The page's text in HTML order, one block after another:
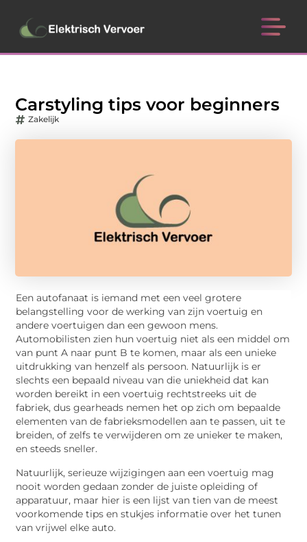
Carstyling tips voor beginners
Zakelijk
Een autofanaat is iemand met een veel grotere
belangstelling voor de werking van zijn voertuig en
andere voertuigen dan een gewoon mens.
Automobilisten zien hun voertuig niet als een middel om
van punt A naar punt B te komen, maar als een unieke
uitdrukking van henzelf als persoon. Natuurlijk is er
slechts een bepaald niveau van die uniekheid dat kan
worden bereikt in een voertuig rechtstreeks uit de
fabriek, dus gearheads nemen het op zich om bepaalde
elementen van de fabrieksmodellen aan te passen, uit te
breiden, of zelfs te verwijderen om ze unieker te maken,
en steeds sneller.
Natuurlijk, serieuze wijzigingen aan een voertuig mag
nooit worden gedaan zonder de juiste opleiding of
apparatuur, maar hier is een lijst van tien van de meest
voorkomende tips en stukjes informatie over het tunen
van vrijwel elke auto.